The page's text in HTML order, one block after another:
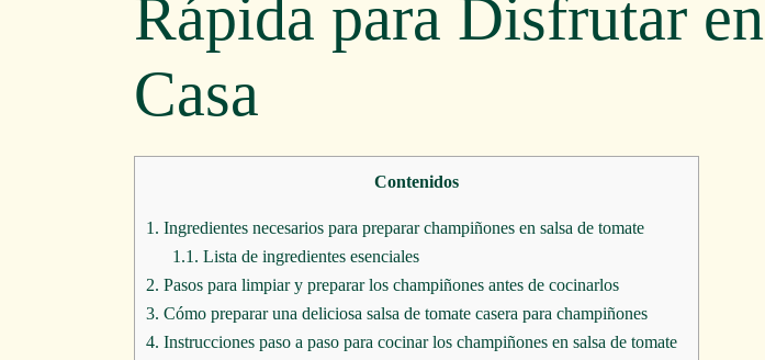
Rápida para Disfrutar en
Casa
Contenidos
1. Ingredientes necesarios para preparar champiñones en salsa de tomate
1.1. Lista de ingredientes esenciales
2. Pasos para limpiar y preparar los champiñones antes de cocinarlos
3. Cómo preparar una deliciosa salsa de tomate casera para champiñones
4. Instrucciones paso a paso para cocinar los champiñones en salsa de tomate